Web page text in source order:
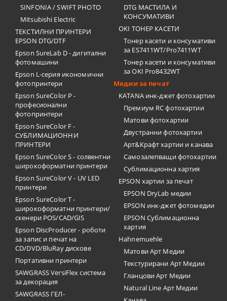
SINFONIA / SWIFT PHOTO
Mitsubishi Electric
ТЕКСТИЛНИ ПРИНТЕРИ
EPSON DTG/DTF
Epson SureLab D - дигитални
фотомашини
Epson L-серия икономични
фотопринтери
Epson SureColor P -
професионални
фотопринтери
Epson SureColor F -
СУБЛИМАЦИОННИ
ПРИНТЕРИ
Epson SureColor S - солвентни
широкоформатни принтери
Epson SureColor V - UV LED
принтери
Epson SureColor T -
широкоформатни принтери/
скенери POS/CAD/GIS
Epson DiscProducer - роботи
за запис и печат на
CD/DVD/BluRay дискове
Портативни принтери
SAWGRASS VersiFlex система
за декорация
SAWGRASS ГЕЛ-
DTG МАСТИЛА И
КОНСУМАТИВИ
OKI ТОНЕР КАСЕТИ
Тонер касети и консумативи
за ES7411WT/Pro7411WT
Тонер касети и консумативи
за OKI Pro8432WT
Медии за печат
KATANA инк-джет фотохартии
Премиум RC фотохартии
Матови фотохартии
Двустранни фотохартии
Арт&Крафт хартии и канава
Самозалепващи фотохартии
Сублимационна хартия
EPSON хартии за печат
EPSON DryLab медии
EPSON инк-джет фотомедии
EPSON Сублимационна
хартия
Hahnemuehle
Матови Арт Медии
Текстурирани Арт Медии
Гланцови Арт Медии
Natural Line Арт Медии